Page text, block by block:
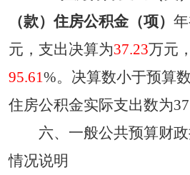
（款）住房公积金（项） 年
元，支出决算为37.23万元
95.61%。决算数小于预算
住房公积金实际支出数为
六、一般公共预算财
情况说明